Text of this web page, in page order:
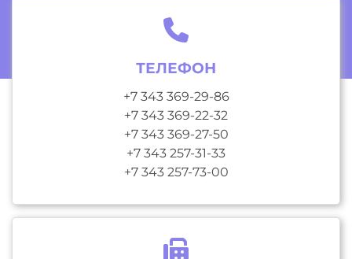
ТЕЛЕФОН
+7 343 369-29-86
+7 343 369-22-32
+7 343 369-27-50
+7 343 257-31-33
+7 343 257-73-00